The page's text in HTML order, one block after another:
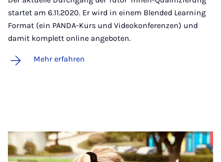
startet am 6.11.2020. Er wird in einem Blended Learning
Format (ein PANDA-Kurs und Videokonferenzen) und
damit komplett online angeboten.
Mehr erfahren